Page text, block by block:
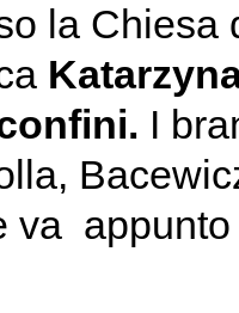
la Chiesa
I
va